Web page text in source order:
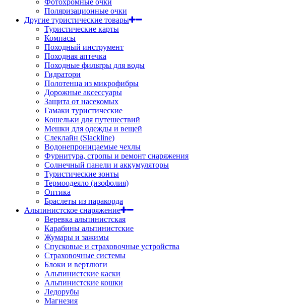
Фотохромные очки
Поляризационные очки
Другие туристические товары
Туристические карты
Компасы
Походный инструмент
Походная аптечка
Походные фильтры для воды
Гидратори
Полотенца из микрофибры
Дорожные аксессуары
Защита от насекомых
Гамаки туристические
Кошельки для путешествий
Мешки для одежды и вещей
Слеклайн (Slackline)
Водонепроницаемые чехлы
Фурнитура, стропы и ремонт снаряжения
Солнечный панели и аккумуляторы
Туристические зонты
Термоодеяло (изофолия)
Оптика
Браслеты из паракорда
Альпинистское снаряжение
Веревка альпинистская
Карабины альпинистские
Жумары и зажимы
Спусковые и страховочные устройства
Страховочные системы
Блоки и вертлюги
Альпинистские каски
Альпинистские кошки
Ледорубы
Магнезия